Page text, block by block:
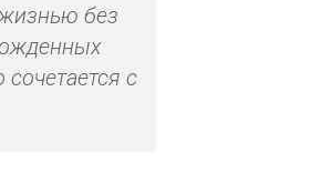
без
с